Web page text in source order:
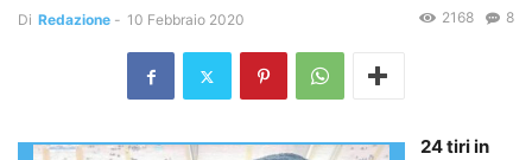
Di Redazione - 10 Febbraio 2020 8
2168
24 tiri in